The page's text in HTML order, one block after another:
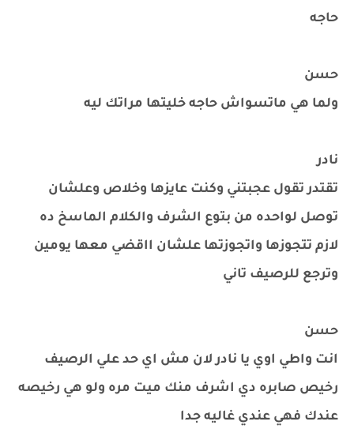
حاجه
حسن
ولما هي ماتسواش حاجه خليتها مراتك ليه
نادر
تقتدر تقول عجبتني وكنت عايزها وخلاص وعلشان
توصل لواحده من بتوع الشرف والكلام الماسخ ده
لازم تتجوزها واتجوزتها علشان ااقضي معها يومين
وترجع للرصيف تاني
حسن
انت واطي اوي يا نادر لان مش اي حد علي الرصيف
رخيص صابره دي اشرف منك ميت مره ولو هي رخيصه
عندك فهي عندي غاليه جدا